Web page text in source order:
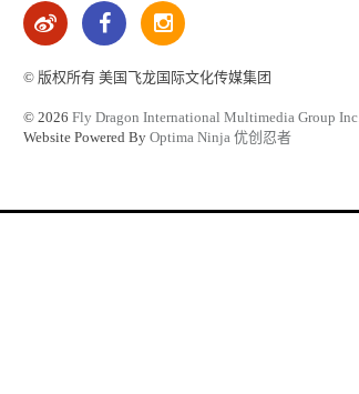
© 版权所有 美国飞龙国际文化传媒集团
© 2026 Fly Dragon International Multimedia Group Inc.
Website Powered By Optima Ninja 优创忍者